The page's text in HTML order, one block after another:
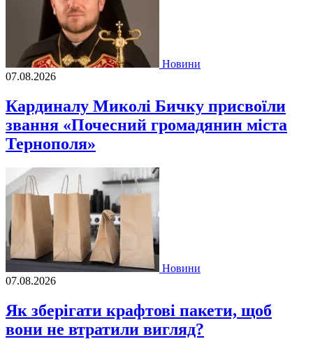
Новини
07.08.2026
Кардиналу Миколі Бичку присвоїли
звання «Почесний громадянин міста
Тернополя»
Новини
07.08.2026
Як зберігати крафтові пакети, щоб
вони не втратили вигляд?